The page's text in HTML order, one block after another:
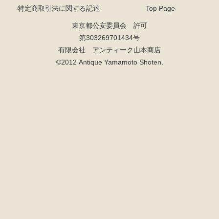
特定商取引法に関する記述 Top Page
東京都公安委員会 許可
第303269701434号
有限会社 アンティーク山本商店
©2012 Antique Yamamoto Shoten.